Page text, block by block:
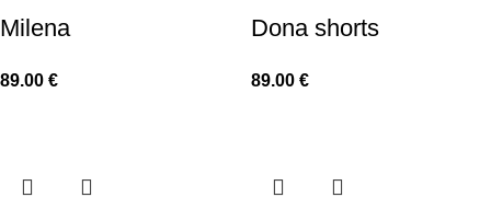
Milena
89.00 €
Dona shorts
89.00 €